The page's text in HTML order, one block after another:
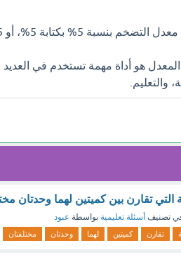
5% بكتابة 5%، أو 0.05، أو 5/100.
هو أداة مهمة تستخدم في العديد
والتعليم.
تقارن بين كميتين لهما وحدتان
تصنيف أسئلة تعليمية بواسطة عبود
تقارن كميتين لهما وحدتان مختلفتان